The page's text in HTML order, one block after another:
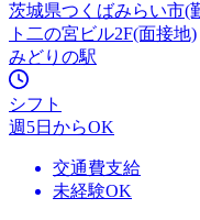
茨城県つくばみらい市(
ト二の宮ビル2F(面接地)
みどりの駅
シフト
週5日からOK
交通費支給
未経験OK